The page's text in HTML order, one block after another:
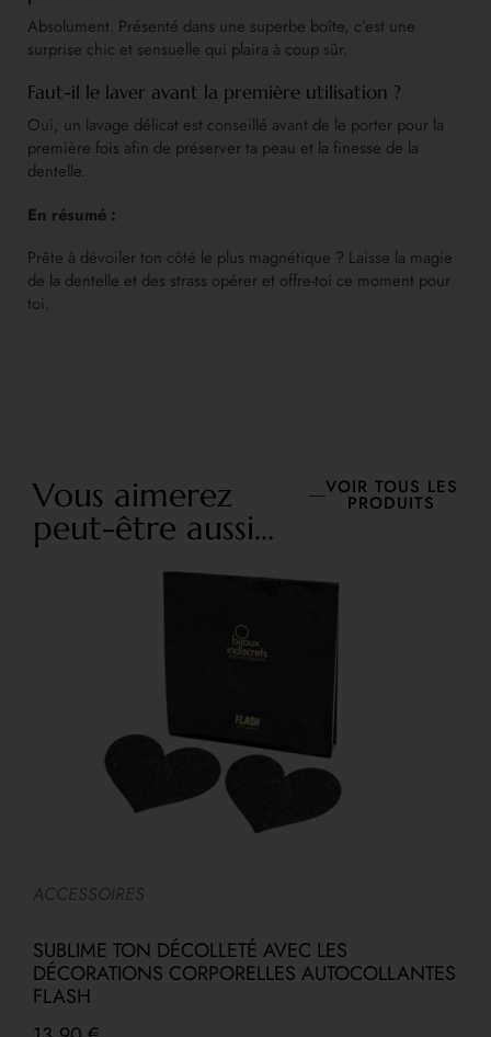
Absolument. Présenté dans une superbe boîte, c’est une
surprise chic et sensuelle qui plaira à coup sûr.
Faut-il le laver avant la première utilisation ?
Oui, un lavage délicat est conseillé avant de le porter pour la
première fois afin de préserver ta peau et la finesse de la
dentelle.
En résumé :
Prête à dévoiler ton côté le plus magnétique ? Laisse la magie
de la dentelle et des strass opérer et offre-toi ce moment pour
toi.
Vous aimerez
peut-être aussi...
VOIR TOUS LES
PRODUITS
ACCESSOIRES
SUBLIME TON DÉCOLLETÉ AVEC LES
DÉCORATIONS CORPORELLES AUTOCOLLANTES
FLASH